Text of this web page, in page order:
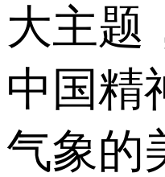
大主题
中国精
气象的